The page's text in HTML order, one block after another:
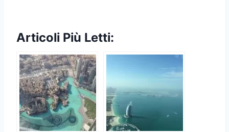
Articoli Più Letti: